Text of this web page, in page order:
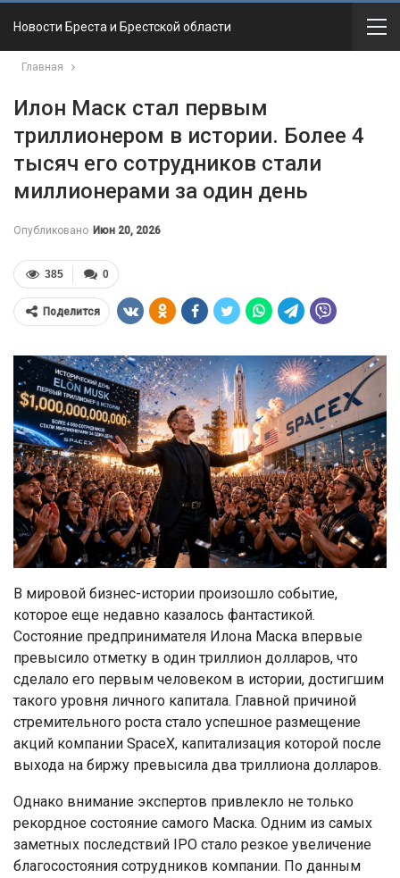
Новости Бреста и Брестской области
Главная
Илон Маск стал первым
триллионером в истории. Более 4
тысяч его сотрудников стали
миллионерами за один день
Опубликовано Июн 20, 2026
0
385
Поделится
В мировой бизнес-истории произошло событие,
которое еще недавно казалось фантастикой.
Состояние предпринимателя Илона Маска впервые
превысило отметку в один триллион долларов, что
сделало его первым человеком в истории, достигшим
такого уровня личного капитала. Главной причиной
стремительного роста стало успешное размещение
акций компании SpaceX, капитализация которой после
выхода на биржу превысила два триллиона долларов.
Однако внимание экспертов привлекло не только
рекордное состояние самого Маска. Одним из самых
заметных последствий IPO стало резкое увеличение
благосостояния сотрудников компании. По данным